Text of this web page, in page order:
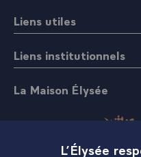
Liens utiles
Liens institutionnels
La Maison Élysée
L’Élysée